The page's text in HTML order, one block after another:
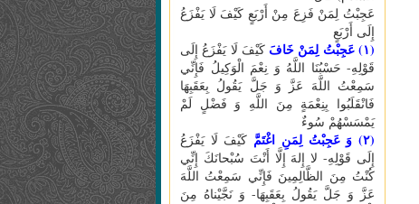
عَجِبْتُ لِمَنْ فَزِعَ مِنْ أَرْبَعٍ كَيْفَ لَا يَفْزَعُ
إِلَى أَرْبَعٍ
(۱) عَجِبْتُ لِمَنْ خَافَ
كَيْفَ لَا يَفْزَعُ إِلَى
قَوْلِهِ- حَسْبُنَا اللَّهُ وَ نِعْمَ الْوَكِيلُ فَإِنِّي
سَمِعْتُ اللَّهَ عَزَّ وَ جَلَّ يَقُولُ بِعَقَبِهَا
فَانْقَلَبُوا بِنِعْمَةٍ مِنَ اللَّهِ وَ فَضْلٍ لَمْ
يَمْسَسْهُمْ سُوءٌ
(۲) وَ عَجِبْتُ لِمَنِ اغْتَمَّ
كَيْفَ لَا يَفْزَعُ
إِلَى قَوْلِهِ- لا إِلهَ إِلَّا أَنْتَ سُبْحانَكَ إِنِّي
كُنْتُ مِنَ الظَّالِمِينَ فَإِنِّي سَمِعْتُ اللَّهَ
عَزَّ وَ جَلَّ يَقُولُ بِعَقَبِهَا- وَ نَجَّيْناهُ مِنَ